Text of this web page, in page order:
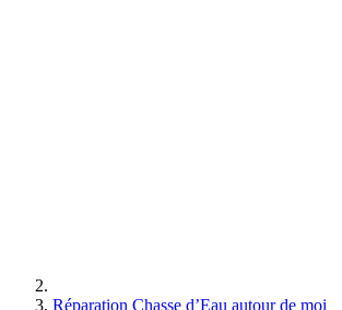
Réparation Chasse d’Eau autour de moi